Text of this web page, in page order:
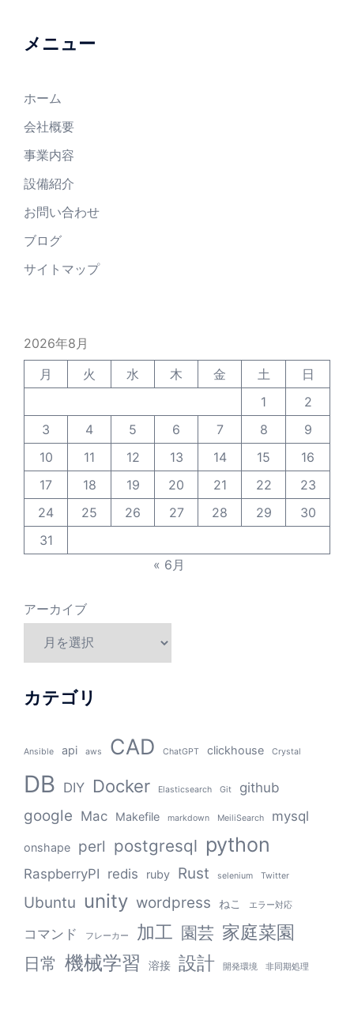
メニュー
ホーム
会社概要
事業内容
設備紹介
お問い合わせ
ブログ
サイトマップ
2026年8月
月
火 水 木 金 土
日
1
2
3
4 5 6 7 8
9
10
11 12 13 14 15
16
17
18 19 20 21 22
23
24
25 26 27 28 29
30
31
« 6月
アーカイブ
カテゴリ
Ansible api aws CAD ChatGPT clickhouse Crystal
DB DIY Docker Elasticsearch Git github
google Mac Makefile markdown MeiliSearch mysql
onshape perl postgresql python
RaspberryPI redis ruby Rust selenium Twitter
Ubuntu unity wordpress ねこ エラー対応
コマンド フレーカー 加工 園芸 家庭菜園
日常 機械学習 溶接 設計 開発環境 非同期処理